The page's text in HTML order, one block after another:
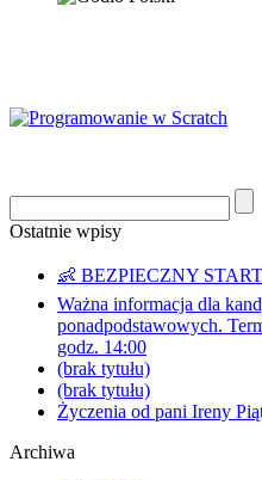
Ostatnie wpisy
👶 BEZPIECZNY
Ważna informacja dla
ponadpodstawowych.
godz. 14:00
(brak tytułu)
(brak tytułu)
Życzenia od pani Ireny
Archiwa